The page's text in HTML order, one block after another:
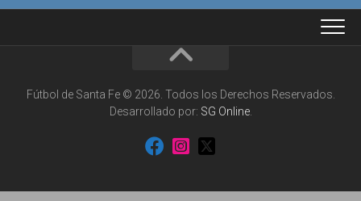
Fútbol de Santa Fe © 2026. Todos los Derechos Reservados.
Desarrollado por: SG Online.